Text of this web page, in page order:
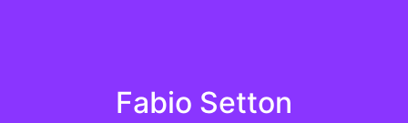
Fabio Setton
profundo entendimento das necessidades dos